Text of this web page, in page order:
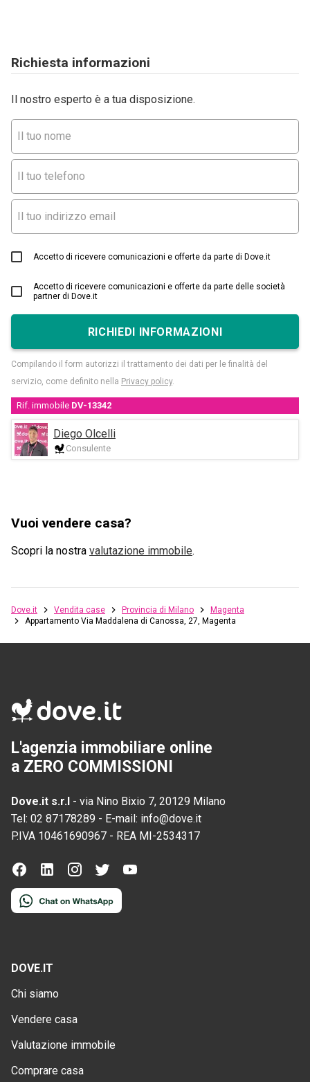
Richiesta informazioni
Il nostro esperto è a tua disposizione.
Accetto di ricevere comunicazioni e offerte da parte di Dove.it
Accetto di ricevere comunicazioni e offerte da parte delle società
partner di Dove.it
RICHIEDI INFORMAZIONI
Compilando il form autorizzi il trattamento dei dati per le finalità del
servizio, come definito nella Privacy policy.
Rif. immobile DV-13342
Diego Olcelli
Consulente
Vuoi vendere casa?
Scopri la nostra valutazione immobile.
Dove.it Vendita case Provincia di Milano
Magenta
Appartamento Via Maddalena di Canossa, 27, Magenta
L'agenzia immobiliare online
a ZERO COMMISSIONI
Dove.it s.r.l - via Nino Bixio 7, 20129 Milano
Tel: 02 87178289 - E-mail: info@dove.it
P.IVA 10461690967 - REA MI-2534317
DOVE.IT
Chi siamo
Vendere casa
Valutazione immobile
Comprare casa